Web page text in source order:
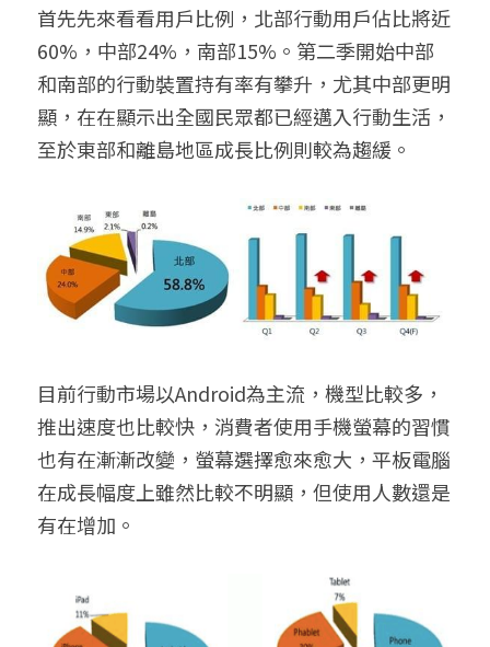
首先先來看看用戶比例，北部行動用戶佔比將近
60%，中部24%，南部15%。第二季開始中部
和南部的行動裝置持有率有攀升，尤其中部更明
顯，在在顯示出全國民眾都已經邁入行動生活，
至於東部和離島地區成長比例則較為趨緩。
目前行動市場以Android為主流，機型比較多，
推出速度也比較快，消費者使用手機螢幕的習慣
也有在漸漸改變，螢幕選擇愈來愈大，平板電腦
在成長幅度上雖然比較不明顯，但使用人數還是
有在增加。